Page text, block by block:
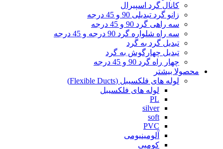
کانال گرد اسپیرال
زانو گرد تبدیلی 90 و 45 درجه
سه راهی گرد 90 و 45 درجه
سه راه شلواره گرد 90 درجه و 45 درجه
تبدیل گرد به گرد
تبدیل چهارگوش به گرد
چهار راه گرد 90 و 45 درجه
محصولا بیشتر
لوله های فلکسیبل (Flexible Ducts)
لوله های فلکسیبل
PL
silver
soft
PVC
آلومینیومی
کومبی